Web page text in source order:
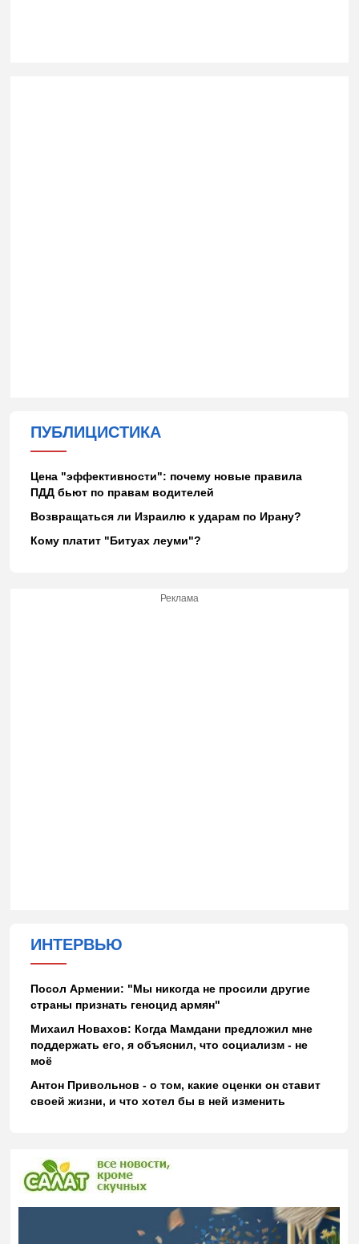
ПУБЛИЦИСТИКА
Цена "эффективности": почему новые правила
ПДД бьют по правам водителей
Возвращаться ли Израилю к ударам по Ирану?
Кому платит "Битуах леуми"?
Реклама
ИНТЕРВЬЮ
Посол Армении: "Мы никогда не просили другие
страны признать геноцид армян"
Михаил Новахов: Когда Мамдани предложил мне
поддержать его, я объяснил, что социализм - не
моё
Антон Привольнов - о том, какие оценки он ставит
своей жизни, и что хотел бы в ней изменить